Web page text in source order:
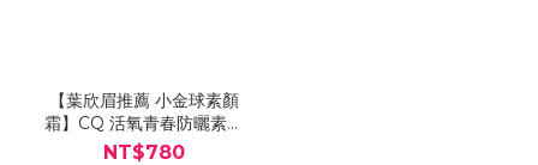
【葉欣眉推薦 小金球素顏
霜】CQ 活氧青春防曬素顏
霜-小姐不熙娣推薦
NT$780